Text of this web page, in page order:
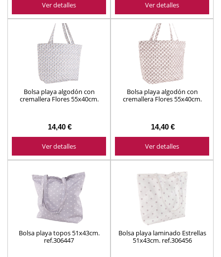
Ver detalles Ver detalles
Bolsa playa algodón con
cremallera Flores 55x40cm.
14,40 €
Ver detalles
Bolsa playa algodón con
cremallera Flores 55x40cm.
14,40 €
Ver detalles
Bolsa playa topos 51x43cm.
ref.306447
Bolsa playa laminado Estrellas
51x43cm. ref.306456